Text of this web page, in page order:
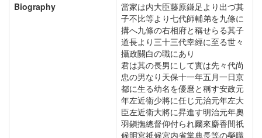
Biography
當家は内大臣藤原鎌足より出づ其
子不比等より七代師輔弟を九條に
搆へ九條の右相府と稱せらる其子
道長より三十三代幸經に至る世々
攝政關白の職にあり
君は其の長男にして實は先々代尚
忠の男なり天保十一年五月一日京
都に生る幼名を優麿と稱す安政元
年左近衞少將に任じ元治元年左大
臣左近衞大將に昇進す明治元年奧
羽鎭撫總督仰付られ爾來麝香間祇
候明宮祗候宮内省掌典長等の榮職